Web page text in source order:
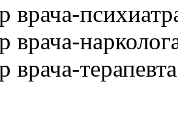
врача-
врача-
врача-